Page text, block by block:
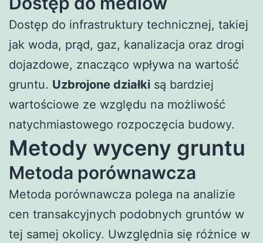
Dostęp do infrastruktury technicznej, takiej
jak woda, prąd, gaz, kanalizacja oraz drogi
dojazdowe, znacząco wpływa na wartość
gruntu. Uzbrojone działki są bardziej
wartościowe ze względu na możliwość
natychmiastowego rozpoczęcia budowy.
Metody wyceny gruntu
Metoda porównawcza
Metoda porównawcza polega na analizie
cen transakcyjnych podobnych gruntów w
tej samej okolicy. Uwzględnia się różnice w